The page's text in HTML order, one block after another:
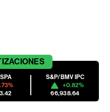
S&P/BMV IPC
+0.82%
66,938.64